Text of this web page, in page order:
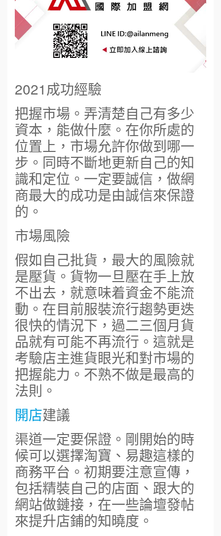
2021成功經驗
把握市場。弄清楚自己有多少
資本，能做什麼。在你所處的
位置上，市場允許你做到哪一
步。同時不斷地更新自己的知
識和定位。一定要誠信，做網
商最大的成功是由誠信來保證
的。
市場風險
假如自己批貨，最大的風險就
是壓貨。貨物一旦壓在手上放
不出去，就意味着資金不能流
動。在目前服裝流行趨勢更迭
很快的情況下，過二三個月貨
品就有可能不再流行。這就是
考驗店主進貨眼光和對市場的
把握能力。不熟不做是最高的
法則。
開店建議
渠道一定要保證。剛開始的時
候可以選擇淘寶、易趣這樣的
商務平台。初期要注意宣傳，
包括精裝自己的店面、跟大的
網站做鏈接，在一些論壇發帖
來提升店鋪的知曉度。